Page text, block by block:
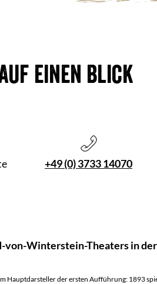
einen Blick
+49 (0) 3733 14070
Winterstein-Theaters in
der ersten Aufführung: 1893